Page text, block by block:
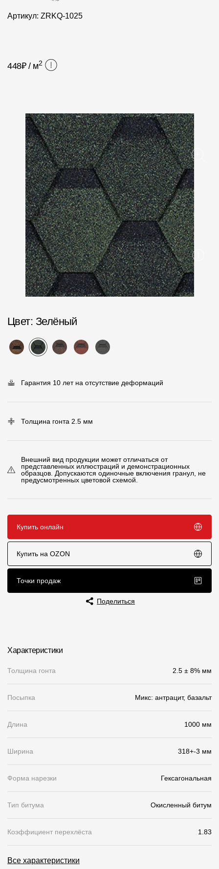
Пленки и мембраны
Однослойная черепица
Ламинированная черепица
Комплектующие к кровле
Кровельная вентиляция
Водостоки
Пластиковые водосточные системы
Металлические водосточные системы
Водосборник
Чердачные лестницы
Документация
Документация
Технические листы
Текстуры
Статьи
Сервисы
Конструктор
Компания
О компании
Контроль качества кровли
Награды
Отправка рекламации
Вакансии
Артикул: ZRKQ-1025
448₽ / м2
Цвет: Зелёный
Гарантия 10 лет на отсутствие деформаций
Толщина гонта 2.5 мм
Внешний вид продукции может отличаться от
представленных иллюстраций и демонстрационных
образцов. Допускаются одиночные включения гранул, не
предусмотренных цветовой схемой.
Купить онлайн
Купить на OZON
Точки продаж
Поделиться
Характеристики
Толщина гонта 2.5 ± 8% мм
Посыпка Микс: антрацит, базальт
Длина 1000 мм
Ширина 318+-3 мм
Форма нарезки Гексагональная
Тип битума Окисленный битум
Коэффициент перехлёста 1.83
Все характеристики